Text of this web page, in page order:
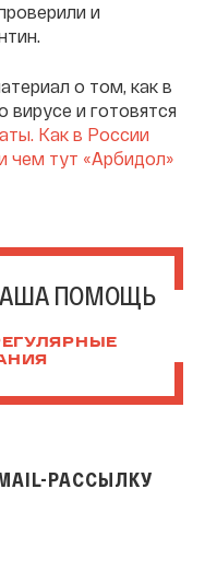
и
о том, как в
вирусе и готовятся
Как в России
чем тут «Арбидол»
ПОМОЩЬ
РАССЫЛКУ